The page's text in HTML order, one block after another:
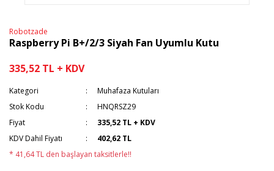
Robotzade
Raspberry Pi B+/2/3 Siyah Fan Uyumlu Kutu
335,52 TL + KDV
Kategori
Muhafaza Kutuları
Stok Kodu
HNQRSZ29
Fiyat
335,52 TL + KDV
KDV Dahil Fiyatı
402,62 TL
* 41,64 TL den başlayan taksitlerle!!